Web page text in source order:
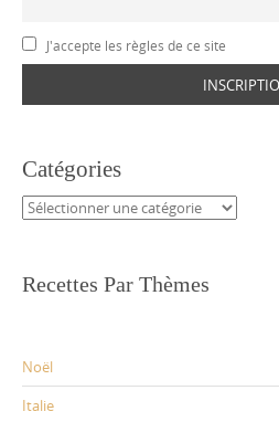
J'accepte les règles de ce site
Catégories
Catégories
Recettes Par Thèmes
Noël
Italie